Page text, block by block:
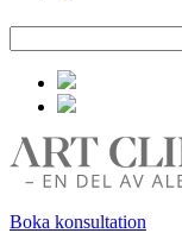
Boka konsultation